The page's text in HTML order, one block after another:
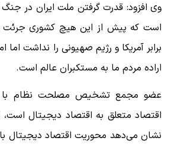
وی افزود: قدرت گرفتن ملت ایران در
است که پیش از این هیچ کشوری جرئت
برابر آمریکا و رژیم صهیونی را نداشت
اراده مردم ما به مستکبران عالم است.
عضو مجمع تشخیص مصلحت نظام با
اقتصاد متعلق به اقتصاد دیجیتال
نشان می‌دهد محوریت اقتصاد